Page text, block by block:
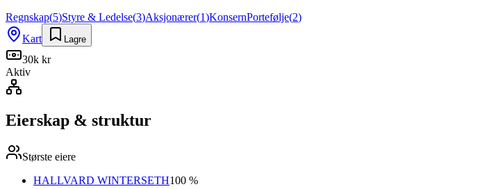
Regnskap(5)Styre & Ledelse(3)Aksjonærer(1)KonsernPortefølje(2)
Kart
Lagre
30k kr
Aktiv
Eierskap & struktur
Største eiere
HALLVARD WINTERSETH100 %